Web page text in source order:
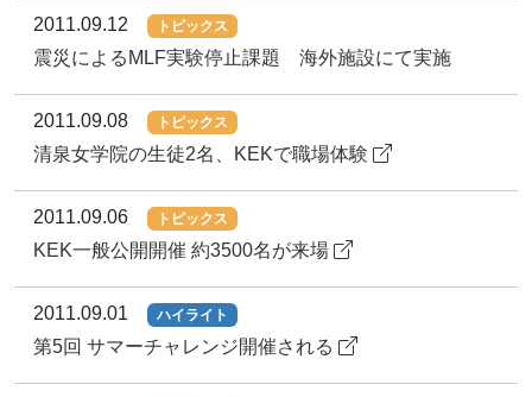
2011.09.12 トピックス
震災によるMLF実験停止課題 海外施設にて実施
2011.09.08 トピックス
清泉女学院の生徒2名、KEKで職場体験
2011.09.06 トピックス
KEK一般公開開催 約3500名が来場
2011.09.01 ハイライト
第5回 サマーチャレンジ開催される